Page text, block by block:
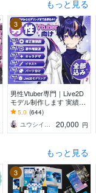
もっと見る
3
男性Vtuber専門｜Live2D
モデル制作します 実績17
00件以上｜全工程対応・
著作権譲渡込｜初心者も
安心
5.0 (644)
ユウシイ＠Vtuber制作
20,000 円
もっと見る
3